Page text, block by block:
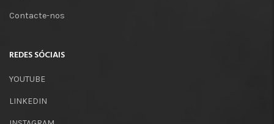
Contacte-nos
REDES SÓCIAIS
YOUTUBE
LINKEDIN